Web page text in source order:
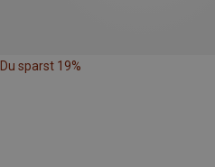
Du sparst 19%